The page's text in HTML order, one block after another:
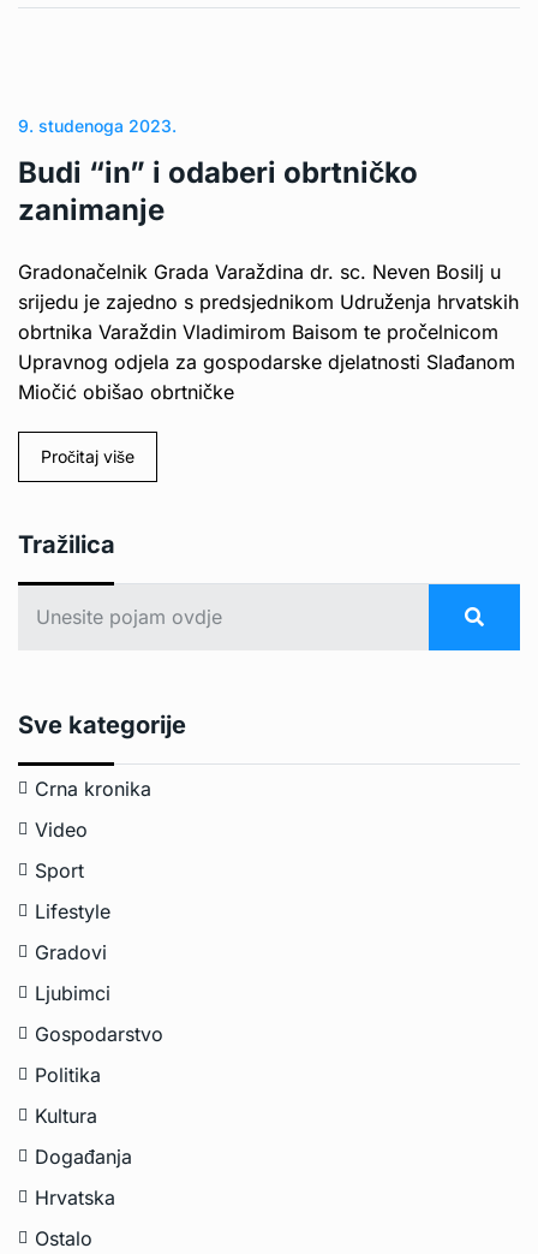
9. studenoga 2023.
Budi “in” i odaberi obrtničko
zanimanje
Gradonačelnik Grada Varaždina dr. sc. Neven Bosilj u
srijedu je zajedno s predsjednikom Udruženja hrvatskih
obrtnika Varaždin Vladimirom Baisom te pročelnicom
Upravnog odjela za gospodarske djelatnosti Slađanom
Miočić obišao obrtničke
Pročitaj više
Tražilica
Sve kategorije
Crna kronika
Video
Sport
Lifestyle
Gradovi
Ljubimci
Gospodarstvo
Politika
Kultura
Događanja
Hrvatska
Ostalo